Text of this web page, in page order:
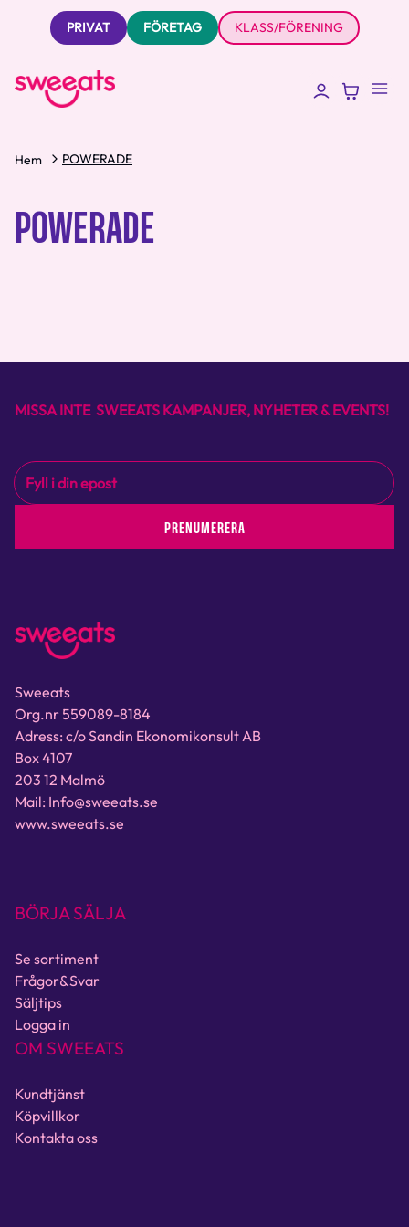
PRIVAT FÖRETAG KLASS/FÖRENING
Hem POWERADE
POWERADE
MISSA INTE SWEEATS KAMPANJER, NYHETER & EVENTS!
PRENUMERERA
Sweeats
Org.nr 559089-8184
Adress: c/o Sandin Ekonomikonsult AB
Box 4107
203 12 Malmö
Mail: Info@sweeats.se
www.sweeats.se
BÖRJA SÄLJA
Se sortiment
Frågor&Svar
Säljtips
Logga in
OM SWEEATS
Kundtjänst
Köpvillkor
Kontakta oss